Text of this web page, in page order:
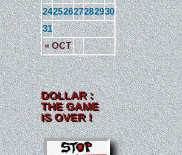
« OCT
24252627282930
31
DOLLAR :
THE GAME
IS OVER !